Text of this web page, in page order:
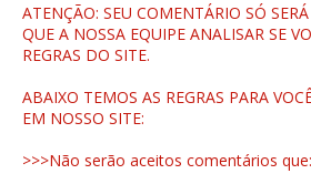
ATENÇÃO: SEU COMENTÁRIO SÓ
QUE A NOSSA EQUIPE ANALISAR SE
REGRAS DO SITE.
ABAIXO TEMOS AS REGRAS PARA
EM NOSSO SITE:
>>>Não serão aceitos comentários